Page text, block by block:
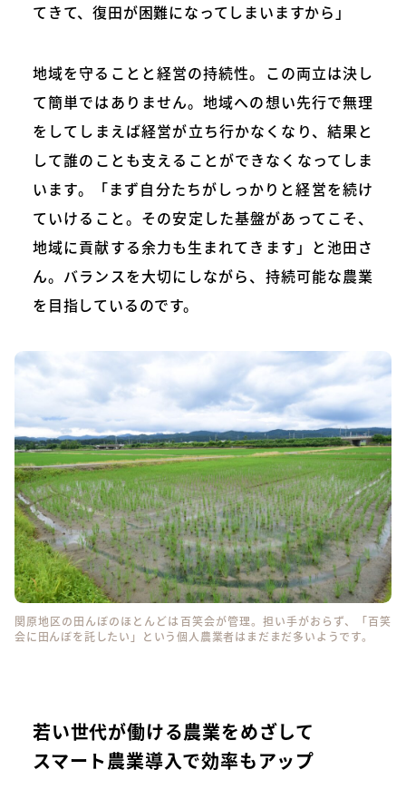
てきて、復田が困難になってしまいますから」
地域を守ることと経営の持続性。この両立は決し
て簡単ではありません。地域への想い先行で無理
をしてしまえば経営が立ち行かなくなり、結果と
して誰のことも支えることができなくなってしま
います。「まず自分たちがしっかりと経営を続け
ていけること。その安定した基盤があってこそ、
地域に貢献する余力も生まれてきます」と池田さ
ん。バランスを大切にしながら、持続可能な農業
を目指しているのです。
関原地区の田んぼのほとんどは百笑会が管理。担い手がおらず、「百笑
会に田んぼを託したい」という個人農業者はまだまだ多いようです。
若い世代が働ける農業をめざして
スマート農業導入で効率もアップ